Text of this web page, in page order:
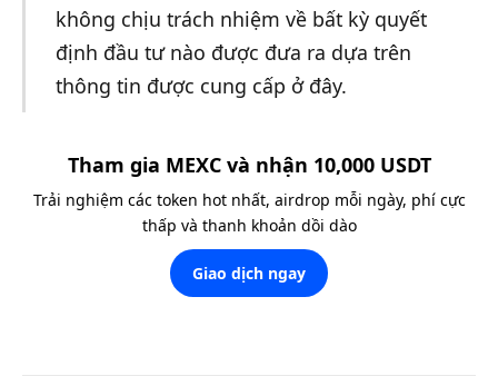
không chịu trách nhiệm về bất kỳ quyết
định đầu tư nào được đưa ra dựa trên
thông tin được cung cấp ở đây.
Tham gia MEXC và nhận 10,000 USDT
Trải nghiệm các token hot nhất, airdrop mỗi ngày, phí cực
thấp và thanh khoản dồi dào
Giao dịch ngay